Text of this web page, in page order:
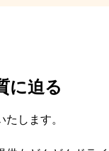
に迫る
します。